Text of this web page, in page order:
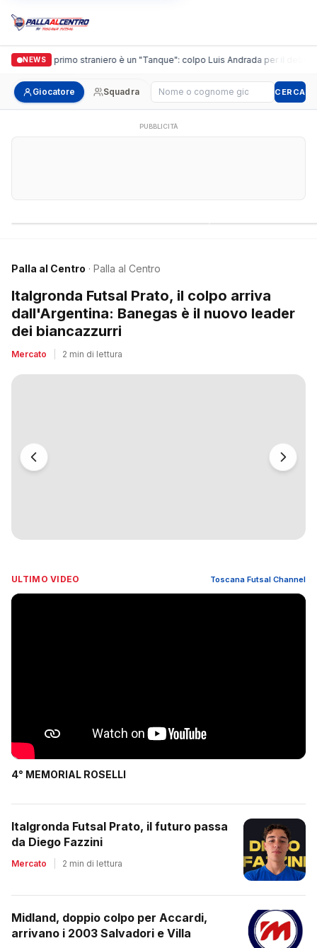
NEWS
il primo straniero è un "Tanque": colpo Luis Andrada per il debutto in
Giocatore Squadra Cerca giocatore CERCA
PUBBLICITÀ
Palla al Centro · Palla al Centro
Italgronda Futsal Prato, il colpo arriva
dall'Argentina: Banegas è il nuovo leader
dei biancazzurri
Mercato 2 min di lettura
ULTIMO VIDEO Toscana Futsal Channel
4° MEMORIAL ROSELLI
Italgronda Futsal Prato, il futuro passa
da Diego Fazzini
Mercato 2 min di lettura
Midland, doppio colpo per Accardi,
arrivano i 2003 Salvadori e Villa